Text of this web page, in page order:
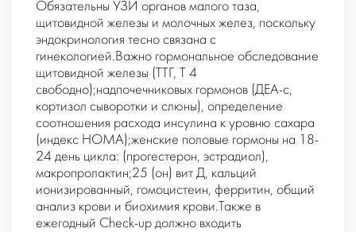
Обязательны УЗИ органов малого таза,
щитовидной железы и молочных желез, поскольку
эндокринология тесно связана с
гинекологией.Важно гормональное обследование
щитовидной железы (ТТГ, Т 4
свободно);надпочечниковых гормонов (ДЕА-с,
кортизол сыворотки и слюны), определение
соотношения расхода инсулина к уровню сахара
(индекс НОМА);женские половые гормоны на 18-
24 день цикла: (прогестерон, эстрадиол),
макропролактин;25 (он) вит Д, кальций
ионизированный, гомоцистеин, ферритин, общий
анализ крови и биохимия крови.Также в
ежегодный Check-up должно входить